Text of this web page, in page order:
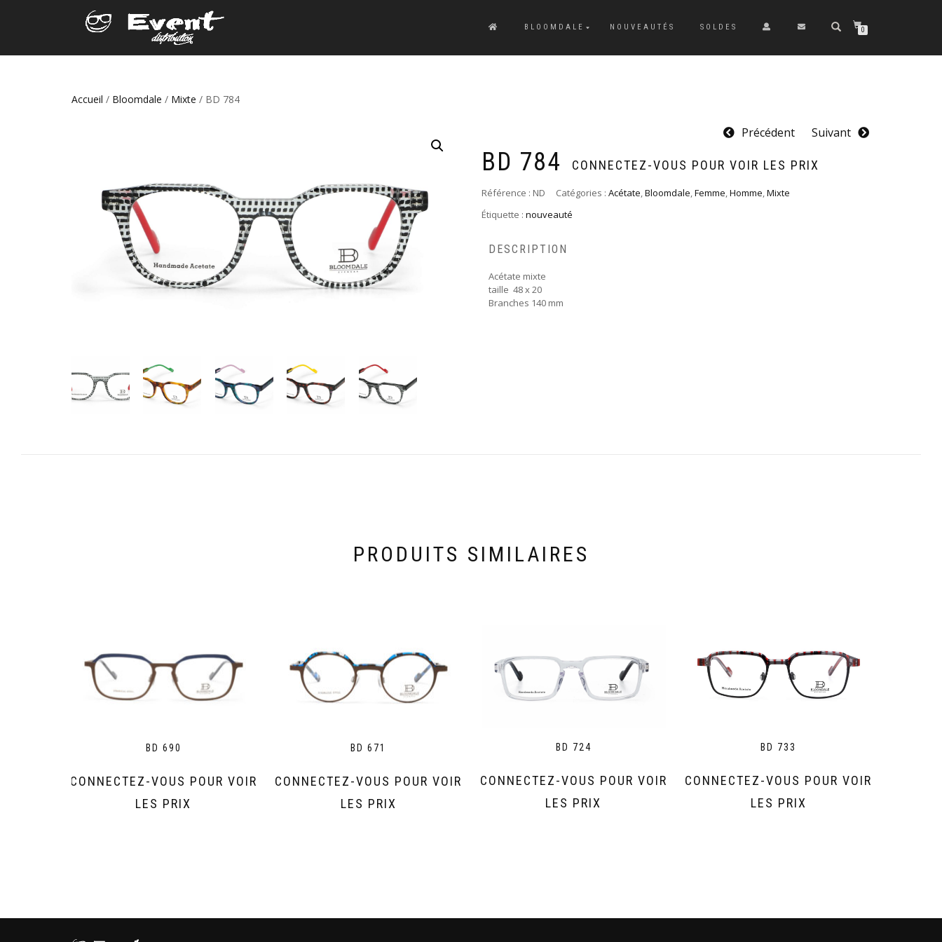
BLOOMDALE NOUVEAUTÉS SOLDES 0
Accueil / Bloomdale / Mixte / BD 784
Précédent Suivant
BD 784 CONNECTEZ-VOUS POUR VOIR LES PRIX
Référence : ND Catégories : Acétate,Bloomdale,Femme,Homme,Mixte
Étiquette : nouveauté
DESCRIPTION
Acétate mixte
taille 48 x 20
Branches 140 mm
PRODUITS SIMILAIRES
BD 690
CONNECTEZ-VOUS POUR VOIR
LES PRIX
BD 671
CONNECTEZ-VOUS POUR VOIR
LES PRIX
BD 724
CONNECTEZ-VOUS POUR VOIR
LES PRIX
BD 733
CONNECTEZ-VOUS POUR VOIR
LES PRIX